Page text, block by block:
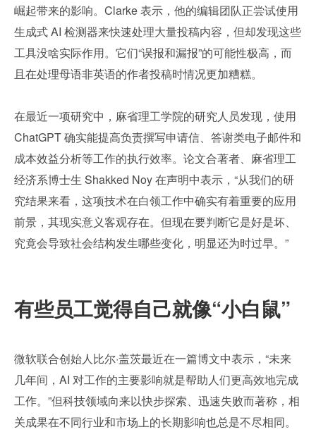
崛起带来的影响。Clarke 表示，他的编辑团队正尝试使用
生成式 AI 检测器来快速处理大量投稿内容，但却发现这些
工具没啥实际作用。它们“误报和漏报”的可能性极高，而
且在处理母语非英语的作者投稿时情况更加糟糕。
在最近一项研究中，麻省理工学院的研究人员发现，使用
ChatGPT 确实能提高负责撰写申请信、答谢类电子邮件和
成本效益分析等工作的执行效率。论文合著者、麻省理工
经济系博士生 Shakked Noy 在声明中表示，“从我们的研
究结果来看，这项技术在白领工作中确实有着重要的应用
前景，其现实意义客观存在。但现在要判断它是好是坏、
究竟会导致社会结构发生哪些变化，明显还为时过早。”
有些员工觉得自己就像“小白鼠”
微软联合创始人比尔·盖茨最近在一篇博文中表示，“未来
几年间，AI 对工作的主要影响就是帮助人们更高效地完成
工作。”但科技领域向来以快步探索、迅速失败而著称，相
关成果在不同行业和市场上的长期影响也总是不尽相同。